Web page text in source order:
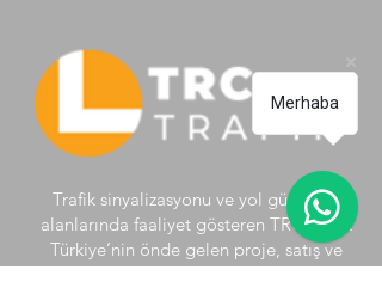
Trafik sinyalizasyonu ve yol güvenliği
alanlarında faaliyet gösteren TRC Trafik
Türkiye’nin önde gelen proje, satış ve
uygulama şirketidir. TRC Trafik ve Yol
Merhaba